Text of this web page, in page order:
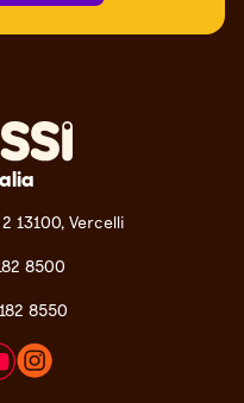
13100, Vercelli
8500
8550